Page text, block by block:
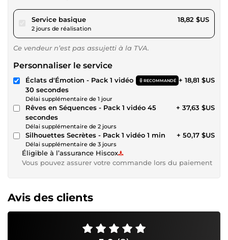
Service basiquepour 17,34 $US
2 jours de réalisation
18,82 $US
Ce vendeur n’est pas assujetti à la TVA.
Personnaliser le service
Éclats d'Émotion - Pack 1 vidéo
30 secondes
RECOMMANDÉ
Délai supplémentaire de 1 jour
+ 18,81 $US
Rêves en Séquences - Pack 1 vidéo 45
secondes
Délai supplémentaire de 2 jours
+ 37,63 $US
Silhouettes Secrètes - Pack 1 vidéo 1 min
Délai supplémentaire de 3 jours
+ 50,17 $US
Éligible à l’assurance Hiscox
Vous pouvez assurer votre commande lors du paiement
Avis des clients